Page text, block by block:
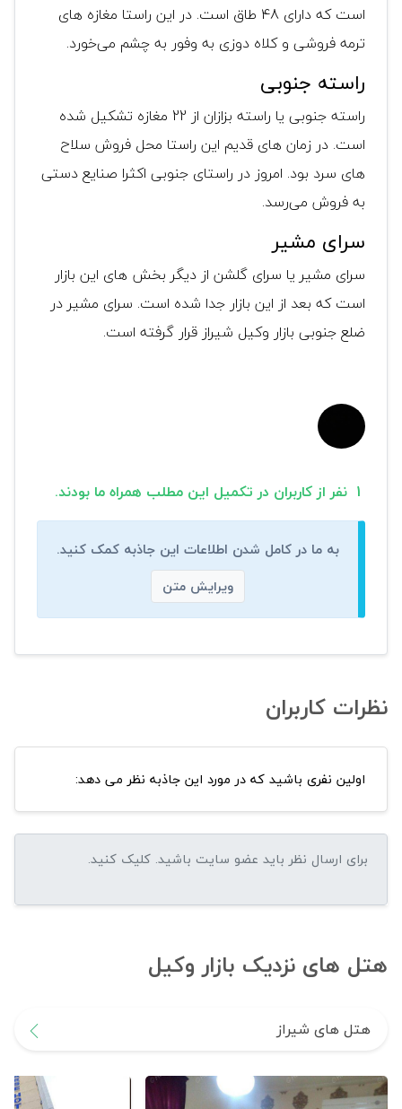
است که دارای 48 طاق است. در این راستا مغازه های
ترمه فروشی و کلاه دوزی به وفور به چشم می‌خورد.
راسته جنوبی
راسته جنوبی یا راسته بزازان از 22 مغازه تشکیل شده
است. در زمان های قدیم این راستا محل فروش سلاح
های سرد بود. امروز در راستای جنوبی اکثرا صنایع دستی
به فروش می‌رسد.
سرای مشیر
سرای مشیر یا سرای گلشن از دیگر بخش های این بازار
است که بعد از این بازار جدا شده است. سرای مشیر در
ضلع جنوبی بازار وکیل شیراز قرار گرفته است.
به ما در کامل شدن اطلاعات این جاذبه کمک کنید.
ویرایش متن
نظرات کاربران
اولین نفری باشید که در مورد این جاذبه نظر می دهد:
هتل های نزدیک بازار وکیل
هتل های شیراز